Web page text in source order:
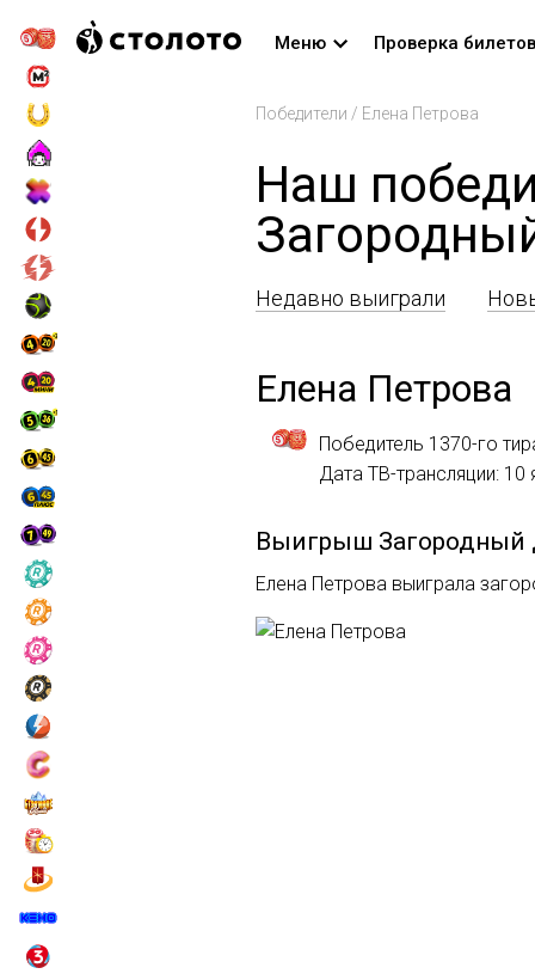
Меню Проверка билетов
Победители / Елена Петрова
Наш
Недавно выиграли
Елена Петрова
Победитель 1370-го
Дата ТВ-трансляции: 10
Выигрыш
Елена Петрова выиграла